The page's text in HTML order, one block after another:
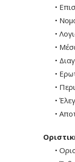
•
•
•
• Μέσα
•
•
•
•
•
•